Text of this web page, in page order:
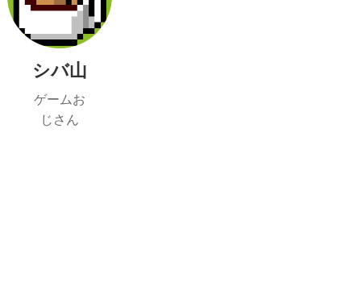
シバ山
ゲームお
じさん